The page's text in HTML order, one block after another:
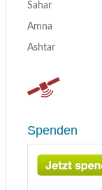
Sahar
Amna
Ashtar
Spenden